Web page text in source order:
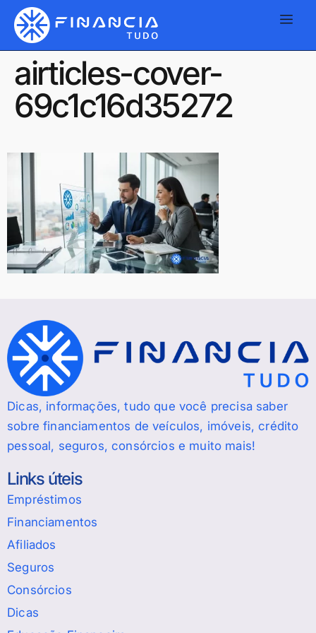
airticles-cover-
69c1c16d35272
Dicas, informações, tudo que você precisa saber
sobre financiamentos de veículos, imóveis, crédito
pessoal, seguros, consórcios e muito mais!
Links úteis
Empréstimos
Financiamentos
Afiliados
Seguros
Consórcios
Dicas